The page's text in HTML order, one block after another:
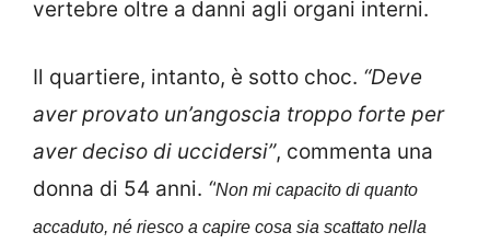
vertebre oltre a danni agli organi interni.
Il quartiere, intanto, è sotto choc. “Deve
aver provato un’angoscia troppo forte per
aver deciso di uccidersi”, commenta una
donna di 54 anni. “Non mi capacito di quanto
accaduto, né riesco a capire cosa sia scattato nella